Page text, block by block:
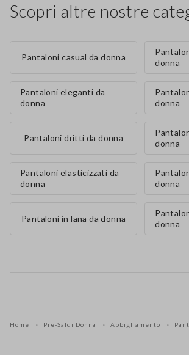
Scopri altre nostre
Pantaloni casual da donna
donna
Pantaloni eleganti da
donna
donna
Pantaloni dritti da donna
donna
Pantaloni elasticizzati da
donna
donna
Pantaloni in lana da donna
donna
Home Pre-Saldi Donna Abbigliamento